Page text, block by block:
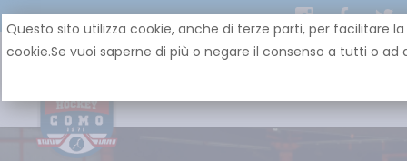
Questo sito utilizza cookie, anche di terze parti, per facilitare
cookie.Se vuoi saperne di più o negare il consenso a tutti o ad